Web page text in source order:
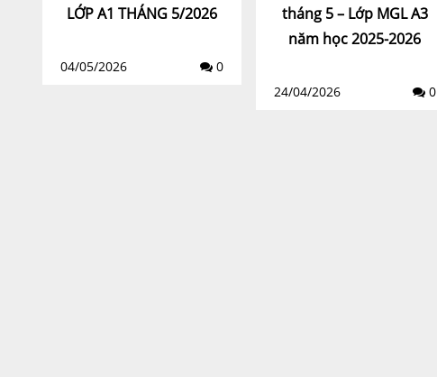
LỚP A1 THÁNG 5/2026
04/05/2026 0
tháng 5 – Lớp MGL A3
năm học 2025-2026
24/04/2026 0